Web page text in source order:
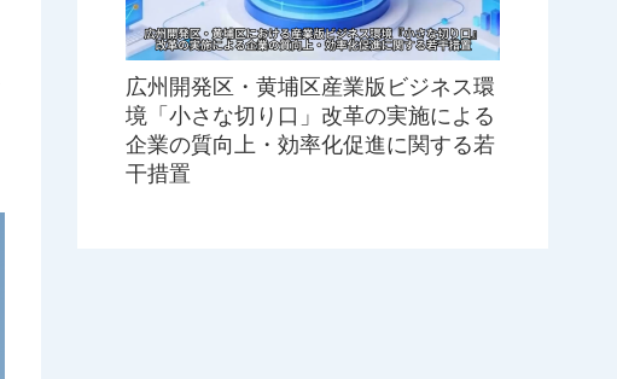
広州開発区・黄埔区産業版ビジネス環
境「小さな切り口」改革の実施による
企業の質向上・効率化促進に関する若
干措置